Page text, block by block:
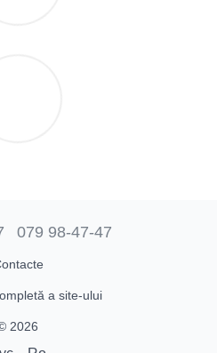
079 98-47-47
a site-ului
2026